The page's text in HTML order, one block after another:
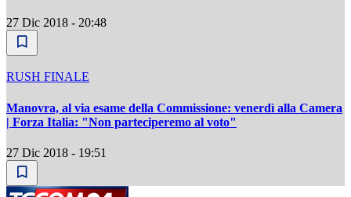
27 Dic 2018 - 20:48
RUSH FINALE
Manovra, al via esame della Commissione: venerdì alla Camera
| Forza Italia: "Non parteciperemo al voto"
27 Dic 2018 - 19:51